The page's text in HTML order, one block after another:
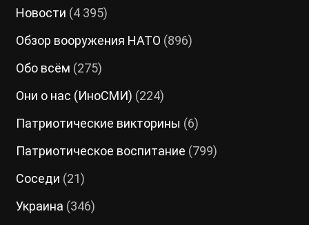
Новости (4 395)
Обзор вооружения НАТО (896)
Обо всём (275)
Они о нас (ИноСМИ) (224)
Патриотические викторины (6)
Патриотическое воспитание (799)
Соседи (21)
Украина (346)